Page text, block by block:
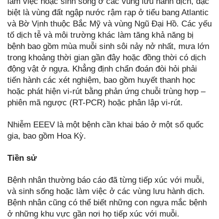
biệt là vùng đất ngập nước rậm rạp ở tiểu bang Atlantic
và Bờ Vịnh thuộc Bắc Mỹ và vùng Ngũ Đại Hồ. Các yếu
tố dịch tễ và môi trường khác làm tăng khả năng bị
bệnh bao gồm mùa muỗi sinh sôi nảy nở nhất, mưa lớn
trong khoảng thời gian gần đây hoặc đồng thời có dịch
động vật ở ngựa. Khẳng định chẩn đoán đòi hỏi phải
tiến hành các xét nghiệm, bao gồm huyết thanh học
hoặc phát hiện vi-rút bằng phản ứng chuỗi trùng hợp –
phiên mã ngược (RT-PCR) hoặc phân lập vi-rút.
Nhiễm EEEV là một bệnh cần khai báo ở một số quốc
gia, bao gồm Hoa Kỳ.
Tiền sử
Bệnh nhân thường báo cáo đã từng tiếp xúc với muỗi,
và sinh sống hoặc làm việc ở các vùng lưu hành dịch.
Bệnh nhân cũng có thể biết những con ngựa mắc bệnh
ở những khu vực gần nơi họ tiếp xúc với muỗi.